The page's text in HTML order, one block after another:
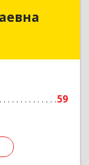
59
д. 242,